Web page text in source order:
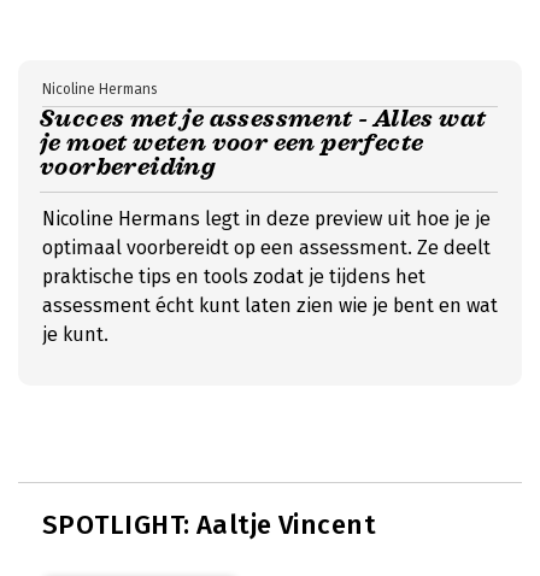
Succes met je assessment - Alles wat
je moet weten voor een perfecte
voorbereiding
Nicoline Hermans
Nicoline Hermans legt in deze preview uit hoe je je
optimaal voorbereidt op een assessment. Ze deelt
praktische tips en tools zodat je tijdens het
assessment écht kunt laten zien wie je bent en wat
je kunt.
SPOTLIGHT: Aaltje Vincent